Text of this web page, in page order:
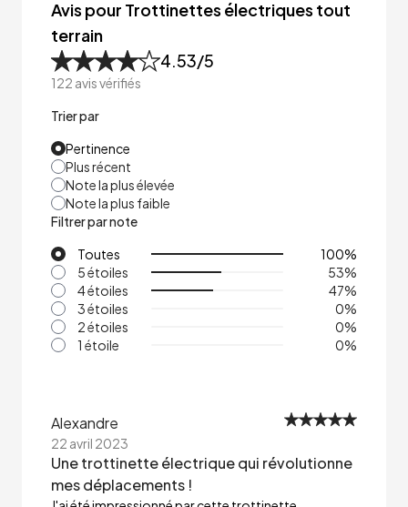
Avis pour Trottinettes électriques tout
terrain
4.53/5
122 avis vérifiés
Trier par
Pertinence
Plus récent
Note la plus élevée
Note la plus faible
Filtrer par note
Toutes
100%
5 étoiles
53%
4 étoiles
47%
3 étoiles
0%
2 étoiles
0%
1 étoile
0%
Alexandre
22 avril 2023
Une trottinette électrique qui révolutionne
mes déplacements !